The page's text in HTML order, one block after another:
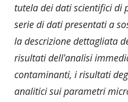
tutela dei dati scientifici di
serie di dati presentati a
la descrizione dettagliata
risultati dell'analisi
contaminanti, i risultati
analitici sui parametri